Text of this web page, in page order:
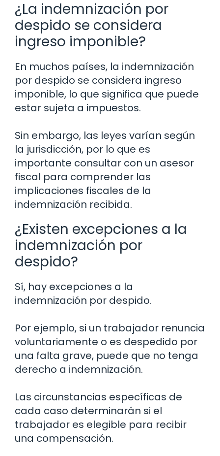
¿La indemnización por
despido se considera
ingreso imponible?
En muchos países, la indemnización
por despido se considera ingreso
imponible, lo que significa que puede
estar sujeta a impuestos.
Sin embargo, las leyes varían según
la jurisdicción, por lo que es
importante consultar con un asesor
fiscal para comprender las
implicaciones fiscales de la
indemnización recibida.
¿Existen excepciones a la
indemnización por
despido?
Sí, hay excepciones a la
indemnización por despido.
Por ejemplo, si un trabajador renuncia
voluntariamente o es despedido por
una falta grave, puede que no tenga
derecho a indemnización.
Las circunstancias específicas de
cada caso determinarán si el
trabajador es elegible para recibir
una compensación.